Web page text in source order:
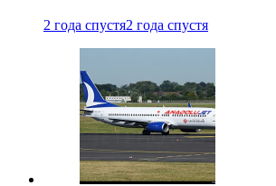
2 года спустя2 года спустя